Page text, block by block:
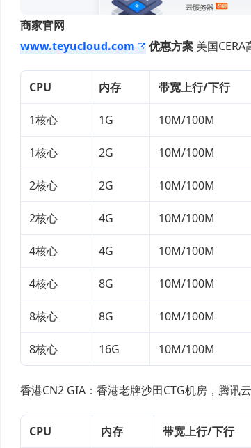
商家官网
www.teyucloud.com
优惠方案 美国
CPU 内存 带宽上行/下行
1核心 1G 10M/100M
1核心 2G 10M/100M
2核心 2G 10M/100M
2核心 4G 10M/100M
4核心 4G 10M/100M
4核心 8G 10M/100M
8核心 8G 10M/100M
8核心 16G 10M/100M
香港CN2 GIA：香港老牌沙田CTG机房，腾讯
CPU 内存 带宽上行/下行